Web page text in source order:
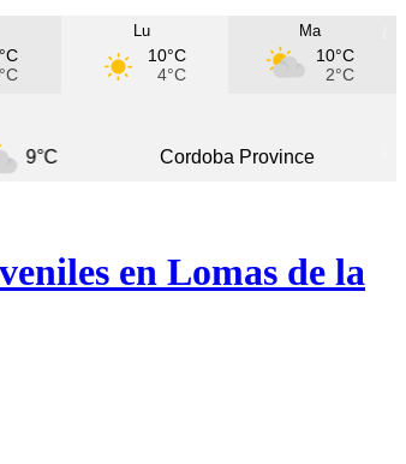
Lu
10°C
4°C
Ma
10°C
2°C
Cordoba Province
en Lomas de la